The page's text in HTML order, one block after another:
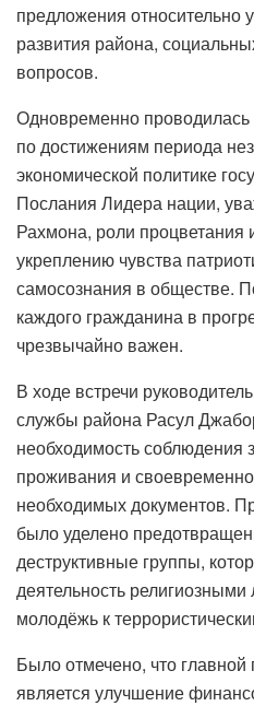
предложения относительно
развития района,
вопросов.
Одновременно проводилась
по достижениям периода
экономической политике
Послания Лидера нации,
Рахмона, роли процветания
укреплению чувства
самосознания в обществе.
каждого гражданина в
чрезвычайно важен.
В ходе встречи
службы района Расул
необходимость соблюдения
проживания и
необходимых документов.
было уделено
деструктивные группы,
деятельность
молодёжь к
Было отмечено, что
является улучшение